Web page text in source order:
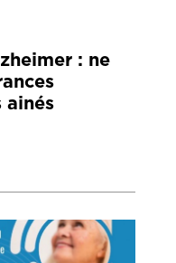
: ne
ainés